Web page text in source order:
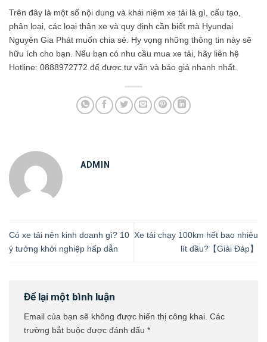
Trên đây là một số nội dung và khái niệm xe tải là gì, cấu tạo,
phân loại, các loại thân xe và quy định cần biết mà Hyundai
Nguyên Gia Phát muốn chia sẻ. Hy vọng những thông tin này sẽ
hữu ích cho bạn. Nếu bạn có nhu cầu mua xe tải, hãy liên hệ
Hotline: 0888972772 để được tư vấn và báo giá nhanh nhất.
ADMIN
Có xe tải nên kinh doanh gì? 10
ý tưởng khởi nghiệp hấp dẫn
Xe tải chạy 100km hết bao nhiêu
lít dầu?【Giải Đáp】
Để lại một bình luận
Email của bạn sẽ không được hiển thị công khai. Các
trường bắt buộc được đánh dấu *